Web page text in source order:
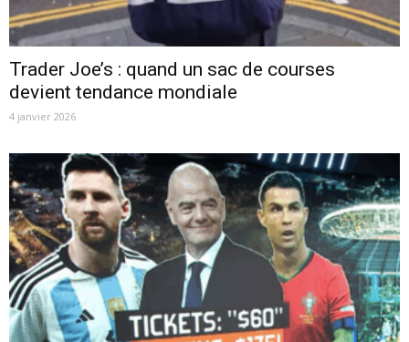
Trader Joe’s : quand un sac de courses
devient tendance mondiale
4 janvier 2026